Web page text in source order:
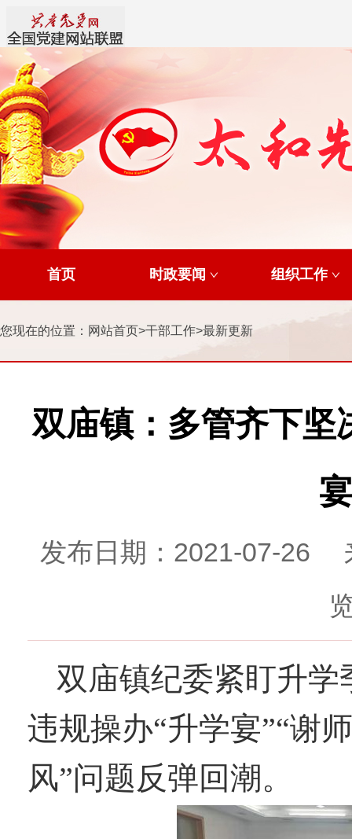
首页 时政要闻 组织工作
您现在的位置： 网站首页>干部工作>最新更新
双庙镇：多管齐下坚
发布日期：2021-07-
双庙镇纪委紧盯升
违规操办“升学宴”“谢
风”问题反弹回潮。